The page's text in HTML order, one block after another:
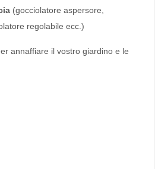
(gocciolatore aspersore,
regolabile ecc.)
annaffiare il vostro giardino e le